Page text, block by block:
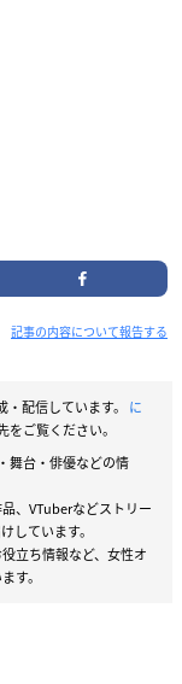
記事の内容について報告する
配信しています。 に
をご覧ください。
舞台・俳優などの情
、VTuberなどストリー
しています。
立ち情報など、女性オ
す。